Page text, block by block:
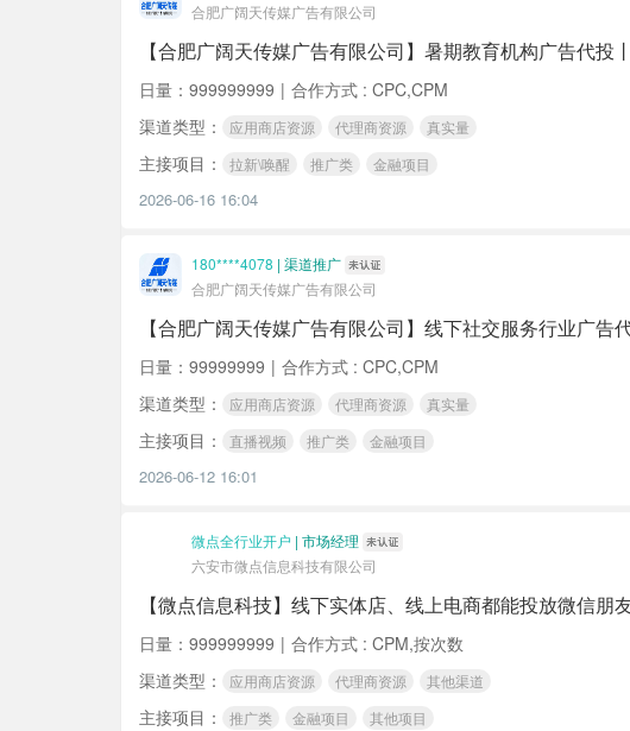
合肥广阔天传媒广告有限公司
【合肥广阔天传媒广告有限公司】暑期教育机构广告代投
日量：999999999 | 合作方式 : CPC,CPM
渠道类型：
应用商店资源 代理商资源 真实量
主接项目： 拉新\唤醒 推广类 金融项目
2026-06-16 16:04
180****4078 | 渠道推广
合肥广阔天传媒广告有限公司
【合肥广阔天传媒广告有限公司】线下社交服务行业广告
日量：99999999 | 合作方式 : CPC,CPM
渠道类型：
应用商店资源 代理商资源 真实量
主接项目： 直播视频 推广类 金融项目
2026-06-12 16:01
微点全行业开户 | 市场经理
六安市微点信息科技有限公司
【微点信息科技】线下实体店、线上电商都能投放微信朋
日量：999999999 | 合作方式 : CPM,按次数
渠道类型：
应用商店资源 代理商资源 其他渠道
主接项目： 推广类 金融项目 其他项目